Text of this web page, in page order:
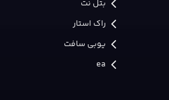
بتل نت
راک استار
یوبی سافت
ea